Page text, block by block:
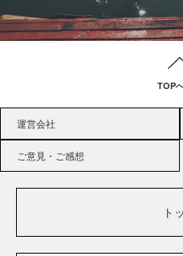
TOP
運営会社
ご意見・ご感想
ト